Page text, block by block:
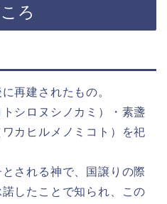
ろ
再建されたもの。
シロヌシノカミ）・素盞
カヒルメノミコト）を祀
される神で、国譲りの際
したことで知られ、この